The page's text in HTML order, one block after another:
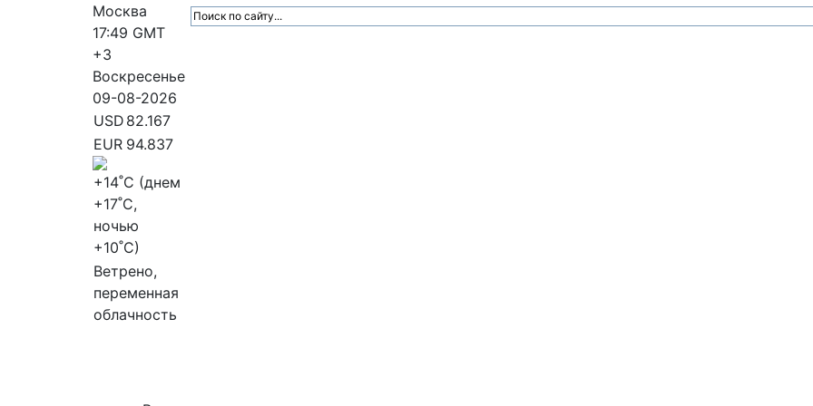
Москва
17:49 GMT
+3
Воскресенье
09-08-2026
USD 82.167
EUR 94.837
+14˚C (днем
+17˚C,
ночью
+10˚C)
Ветрено,
переменная
облачность